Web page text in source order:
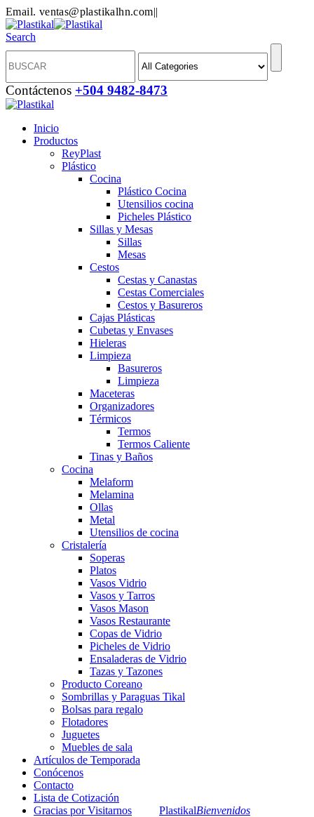
Email. ventas@plastikalhn.com||
Search
Contáctenos +504 9482-8473
Inicio
Productos
ReyPlast
Plástico
Cocina
Plástico Cocina
Utensilios cocina
Picheles Plástico
Sillas y Mesas
Sillas
Mesas
Cestos
Cestas y Canastas
Cestas Comerciales
Cestos y Basureros
Cajas Plásticas
Cubetas y Envases
Hieleras
Limpieza
Basureros
Limpieza
Maceteras
Organizadores
Térmicos
Termos
Termos Caliente
Tinas y Baños
Cocina
Melaform
Melamina
Ollas
Metal
Utensilios de cocina
Cristalería
Soperas
Platos
Vasos Vidrio
Vasos y Tarros
Vasos Mason
Vasos Restaurante
Copas de Vidrio
Picheles de Vidrio
Ensaladeras de Vidrio
Tazas y Tazones
Producto Coreano
Sombrillas y Paraguas Tikal
Bolsas para regalo
Flotadores
Juguetes
Muebles de sala
Artículos de Temporada
Conócenos
Contacto
Lista de Cotización
Gracias por Visitarnos
PlastikalBienvenidos